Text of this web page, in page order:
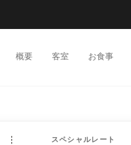
概要 客室 お食事
スペシャルレート